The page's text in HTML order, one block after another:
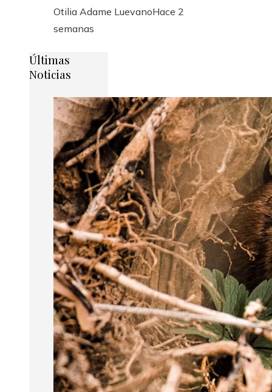
Otilia Adame LuevanoHace 2
semanas
Últimas
Noticias